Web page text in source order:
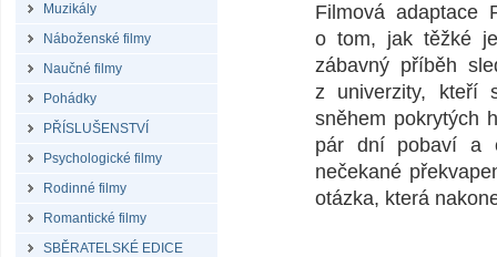
Muzikály
Náboženské filmy
Naučné filmy
Pohádky
PŘÍSLUŠENSTVÍ
Psychologické filmy
Rodinné filmy
Romantické filmy
SBĚRATELSKÉ EDICE
Filmová adaptace
o tom, jak těžké
zábavný příběh
z univerzity, kteří
sněhem pokrytých
pár dní pobaví a
nečekané
otázka, která